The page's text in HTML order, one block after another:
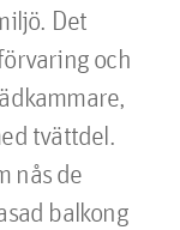
Det
och
tvättdel.
nås de
balkong